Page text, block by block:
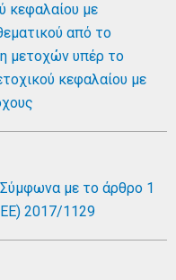
κεφαλαίου με
από το
μετοχών υπέρ το
κεφαλαίου με
με το άρθρο 1
2017/1129